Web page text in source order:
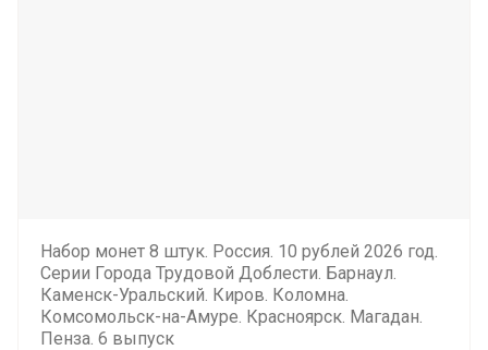
Набор монет 8 штук. Россия. 10 рублей 2026 год.
Серии Города Трудовой Доблести. Барнаул.
Каменск-Уральский. Киров. Коломна.
Комсомольск-на-Амуре. Красноярск. Магадан.
Пенза. 6 выпуск